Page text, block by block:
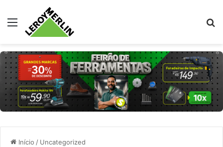
Menu
Início / Uncategorized